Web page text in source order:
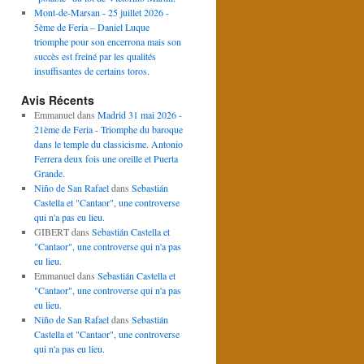
Mont-de-Marsan - 25 juillet 2026 -
5ème de Feria – Daniel Luque
triomphe pour son encerrona mais son
succès est freiné par les qualités
insuffisantes de certains toros.
Avis Récents
Emmanueldans Madrid 31 mai 2026 -
21ème de Feria - Triomphe du baroque
dans le temple du classicisme. Antonio
Ferrera deux fois une oreille et Puerta
Grande.
Niño de San Rafaeldans Sebastián
Castella et "Cantaor", une controverse
qui n'a pas eu lieu.
GIBERTdans Sebastián Castella et
"Cantaor", une controverse qui n'a pas
eu lieu.
Emmanueldans Sebastián Castella et
"Cantaor", une controverse qui n'a pas
eu lieu.
Niño de San Rafaeldans Sebastián
Castella et "Cantaor", une controverse
qui n'a pas eu lieu.